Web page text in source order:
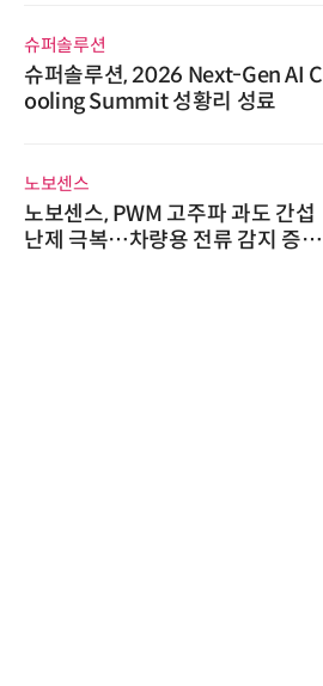
슈퍼솔루션
슈퍼솔루션, 2026 Next-Gen AI C
ooling Summit 성황리 성료
노보센스
노보센스, PWM 고주파 과도 간섭
난제 극복…차량용 전류 감지 증폭